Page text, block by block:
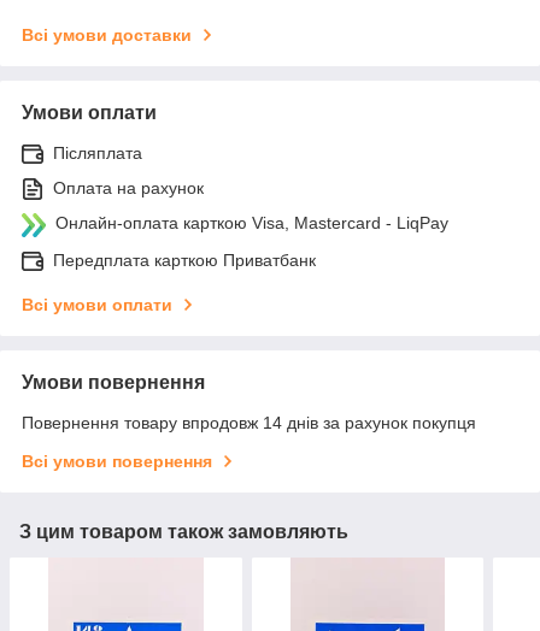
Всі умови доставки
Умови оплати
Післяплата
Оплата на рахунок
Онлайн-оплата карткою Visa, Mastercard - LiqPay
Передплата карткою Приватбанк
Всі умови оплати
Умови повернення
Повернення товару впродовж 14 днів за рахунок покупця
Всі умови повернення
З цим товаром також замовляють